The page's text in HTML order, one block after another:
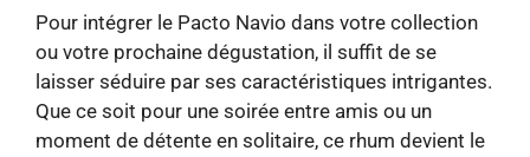
Pour intégrer le Pacto Navio dans votre collection
ou votre prochaine dégustation, il suffit de se
laisser séduire par ses caractéristiques intrigantes.
Que ce soit pour une soirée entre amis ou un
moment de détente en solitaire, ce rhum devient le